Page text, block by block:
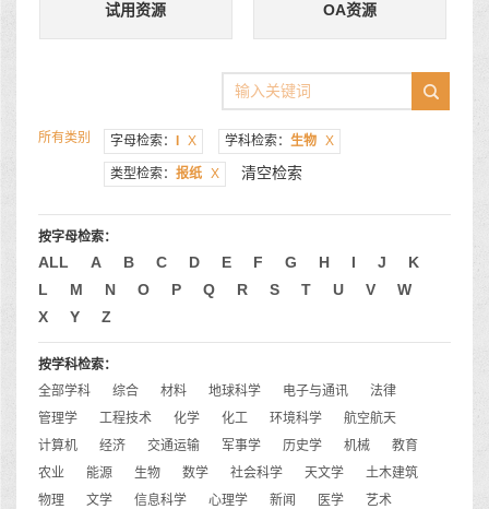
试用资源 OA资源
所有类别 字母检索： X 学科检索： 生物 X
类型检索： 报纸 X 清空检索
按字母检索：
ALL A B C D E F G H I J
K
L
M N O P Q R S T U V
W
X
Y Z
按学科检索：
全部学科
综合 材料 地球科学 电子与通讯
法律
管理学
工程技术 化学 化工 环境科学
航空航天
计算机
经济 交通运输 军事学 历史学 机械
教育
农业
能源 生物 数学 社会科学 天文学
土木建筑
物理
文学 信息科学 心理学 新闻 医学
艺术